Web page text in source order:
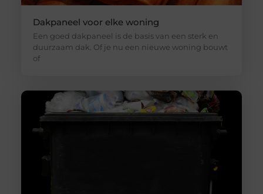
Dakpaneel voor elke woning
Een goed dakpaneel is de basis van een sterk en
duurzaam dak. Of je nu een nieuwe woning bouwt
of